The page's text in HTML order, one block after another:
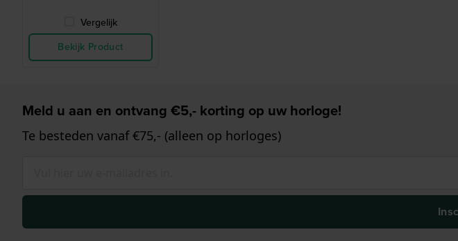
Vergelijk
Bekijk Product
Meld u aan en ontvang €5,- korting op uw horloge!
Te besteden vanaf €75,- (alleen op horloges)